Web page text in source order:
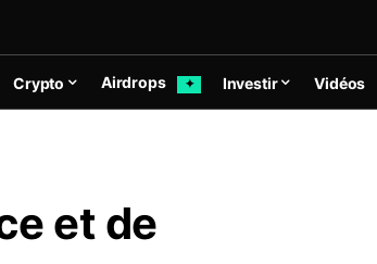
Crypto Airdrops ✦ Investir Vidéos
et de